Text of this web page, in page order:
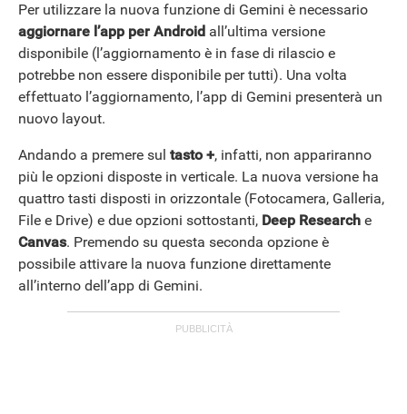
Per utilizzare la nuova funzione di Gemini è necessario
aggiornare l’app per Android all’ultima versione
disponibile (l’aggiornamento è in fase di rilascio e
potrebbe non essere disponibile per tutti). Una volta
effettuato l’aggiornamento, l’app di Gemini presenterà un
nuovo layout.
Andando a premere sul tasto +, infatti, non appariranno
più le opzioni disposte in verticale. La nuova versione ha
quattro tasti disposti in orizzontale (Fotocamera, Galleria,
File e Drive) e due opzioni sottostanti, Deep Research e
Canvas. Premendo su questa seconda opzione è
possibile attivare la nuova funzione direttamente
all’interno dell’app di Gemini.